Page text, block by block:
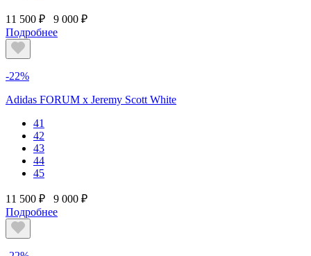
11 500 ₽
9 000 ₽
Подробнее
-22%
Adidas FORUM х Jeremy Scott White
41
42
43
44
45
11 500 ₽
9 000 ₽
Подробнее